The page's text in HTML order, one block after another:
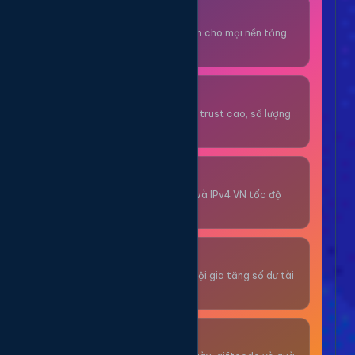
Nhận code xác minh cho mọi nền tảng
Tài khoản gmail cổ, trust cao, số lượng
Proxy dân cư xoay và IPv4 VN tốc độ
Thư giãn và có cơ hội gia tăng số dư tài